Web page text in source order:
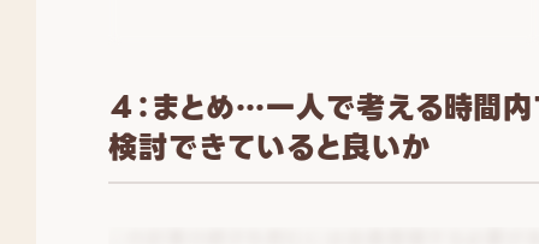
４：まとめ…一人で考える時間
検討できていると良いか